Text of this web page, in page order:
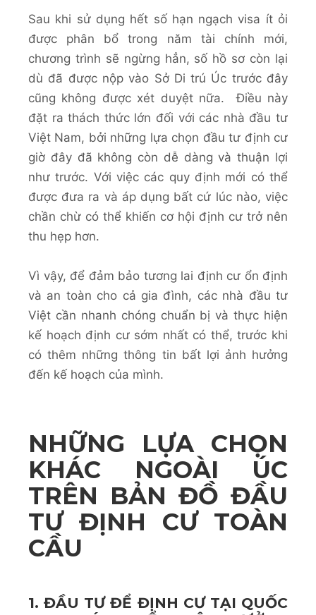
Sau khi sử dụng hết số hạn ngạch visa ít ỏi
được phân bổ trong năm tài chính mới,
chương trình sẽ ngừng hẳn, số hồ sơ còn lại
dù đã được nộp vào Sở Di trú Úc trước đây
cũng không được xét duyệt nữa. Điều này
đặt ra thách thức lớn đối với các nhà đầu tư
Việt Nam, bởi những lựa chọn đầu tư định cư
giờ đây đã không còn dễ dàng và thuận lợi
như trước. Với việc các quy định mới có thể
được đưa ra và áp dụng bất cứ lúc nào, việc
chần chừ có thể khiến cơ hội định cư trở nên
thu hẹp hơn.
Vì vậy, để đảm bảo tương lai định cư ổn định
và an toàn cho cả gia đình, các nhà đầu tư
Việt cần nhanh chóng chuẩn bị và thực hiện
kế hoạch định cư sớm nhất có thể, trước khi
có thêm những thông tin bất lợi ảnh hưởng
đến kế hoạch của mình.
NHỮNG LỰA CHỌN
KHÁC NGOÀI ÚC
TRÊN BẢN ĐỒ ĐẦU
TƯ ĐỊNH CƯ TOÀN
CẦU
1. ĐẦU TƯ ĐỂ ĐỊNH CƯ TẠI QUỐC